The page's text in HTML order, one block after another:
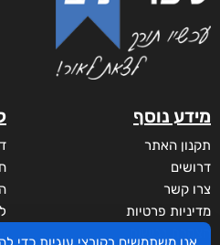
מידע נוסף
תקנון האתר
דרושים
צרו קשר
מדיניות פרטיות
הצהרת נגישות